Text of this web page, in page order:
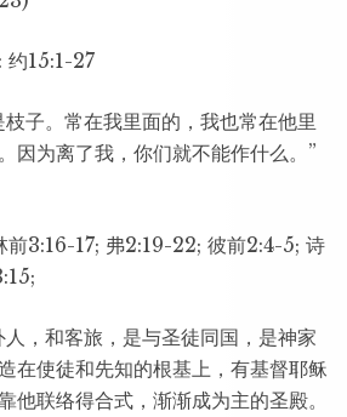
约15:1-27
子。常在我里面的，我也常在他里
因为离了我，你们就不能作什么。”
前3:16-17; 弗2:19-22; 彼前2:4-5; 诗
，和客旅，是与圣徒同国，是神家
在使徒和先知的根基上，有基督耶稣
他联络得合式，渐渐成为主的圣殿。